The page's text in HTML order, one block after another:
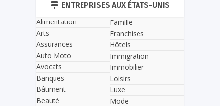
ENTREPRISES AUX ÉTATS-UNIS
Alimentation
Arts
Assurances
Auto Moto
Avocats
Banques
Bâtiment
Beauté
Famille
Franchises
Hôtels
Immigration
Immobilier
Loisirs
Luxe
Mode